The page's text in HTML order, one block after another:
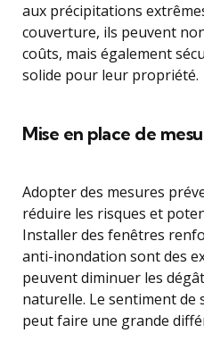
aux précipitations
couverture, ils peuvent
coûts, mais également
solide pour leur propriété.
Mise en place de
Adopter des mesures
réduire les risques et
Installer des fenêtres
anti-inondation sont des
peuvent diminuer les
naturelle. Le sentiment de
peut faire une grande